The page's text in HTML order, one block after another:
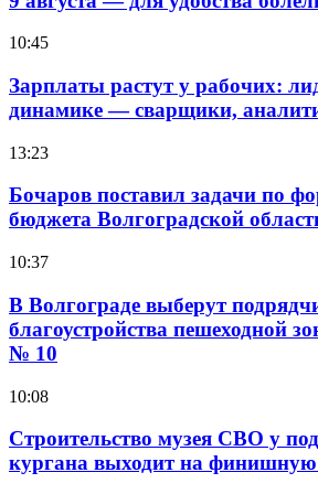
10:45
Зарплаты растут у рабочих:
динамике — сварщики,
13:23
Бочаров поставил задачи по
бюджета Волгоградской
10:37
В Волгограде выберут
благоустройства пешеходной
№ 10
10:08
Строительство музея СВО у
кургана выходит на